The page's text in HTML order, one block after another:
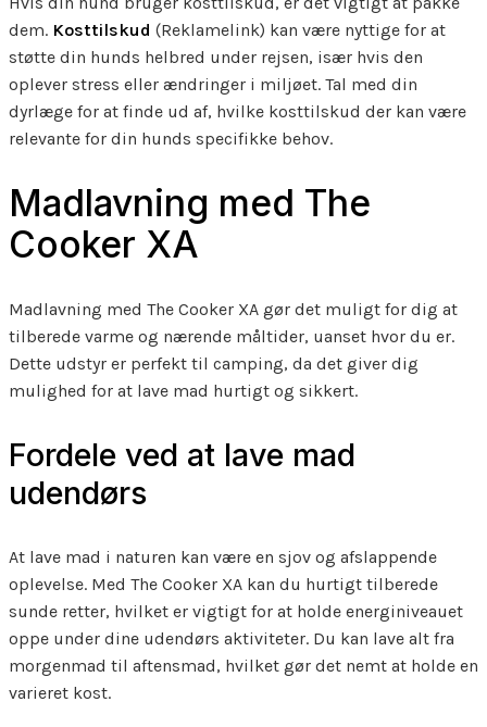
dem. Kosttilskud (Reklamelink) kan være nyttige for at
støtte din hunds helbred under rejsen, især hvis den
oplever stress eller ændringer i miljøet. Tal med din
dyrlæge for at finde ud af, hvilke kosttilskud der kan være
relevante for din hunds specifikke behov.
Madlavning med The
Cooker XA
Madlavning med The Cooker XA gør det muligt for dig at
tilberede varme og nærende måltider, uanset hvor du er.
Dette udstyr er perfekt til camping, da det giver dig
mulighed for at lave mad hurtigt og sikkert.
Fordele ved at lave mad
udendørs
At lave mad i naturen kan være en sjov og afslappende
oplevelse. Med The Cooker XA kan du hurtigt tilberede
sunde retter, hvilket er vigtigt for at holde energiniveauet
oppe under dine udendørs aktiviteter. Du kan lave alt fra
morgenmad til aftensmad, hvilket gør det nemt at holde en
varieret kost.